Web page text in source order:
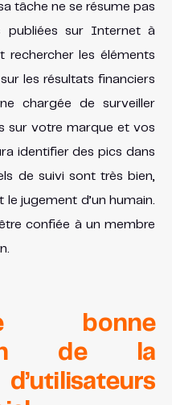
tâche ne se résume pas
publiées sur Internet à
les éléments
les résultats financiers
chargée de surveiller
sur votre marque et vos
identifier des pics dans
de suivi sont très bien,
jugement d’un humain.
confiée à un membre
bonne
de la